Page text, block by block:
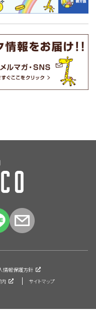
情報保護方針
サイトマップ